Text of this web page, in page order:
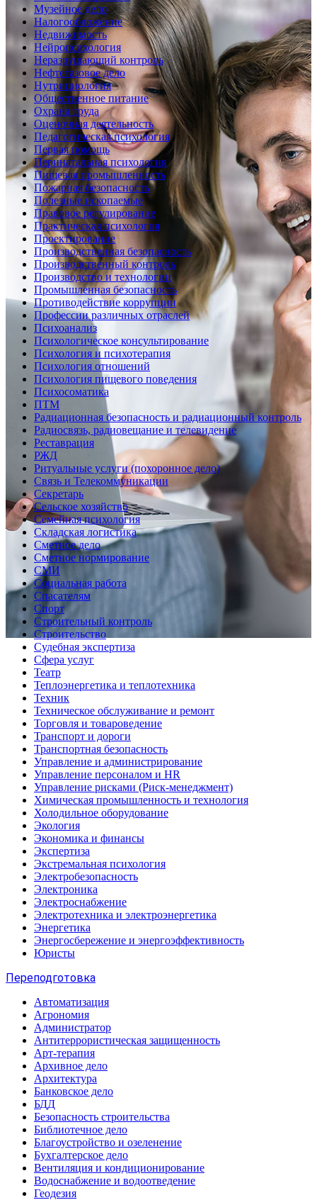
Музейное дело
Налогообложение
Недвижимость
Нейропсихология
Неразрушающий контроль
Нефтегазовое дело
Нутрициология
Общественное питание
Охрана труда
Оценочная деятельность
Педагогическая психология
Первая помощь
Перинатальная психология
Пищевая промышленность
Пожарная безопасность
Полезные ископаемые
Правовое регулирование
Практическая психология
Проектирование
Производственная безопасность
Производственный контроль
Производство и технологии
Промышленная безопасность
Противодействие коррупции
Профессии различных отраслей
Психоанализ
Психологическое консультирование
Психология и психотерапия
Психология отношений
Психология пищевого поведения
Психосоматика
ПТМ
Радиационная безопасность и радиационный контроль
Радиосвязь, радиовещание и телевидение
Реставрация
РЖД
Ритуальные услуги (похоронное дело)
Связь и Телекоммуникации
Секретарь
Сельское хозяйство
Семейная психология
Складская логистика
Сметное дело
Сметное нормирование
СМИ
Социальная работа
Спасателям
Спорт
Строительный контроль
Строительство
Судебная экспертиза
Сфера услуг
Театр
Теплоэнергетика и теплотехника
Техник
Техническое обслуживание и ремонт
Торговля и товароведение
Транспорт и дороги
Транспортная безопасность
Управление и администрирование
Управление персоналом и HR
Управление рисками (Риск-менеджмент)
Химическая промышленность и технология
Холодильное оборудование
Экология
Экономика и финансы
Экспертиза
Экстремальная психология
Электробезопасность
Электроника
Электроснабжение
Электротехника и электроэнергетика
Энергетика
Энергосбережение и энергоэффективность
Юристы
Переподготовка
Автоматизация
Агрономия
Администратор
Антитеррористическая защищенность
Арт-терапия
Архивное дело
Архитектура
Банковское дело
БДД
Безопасность строительства
Библиотечное дело
Благоустройство и озеленение
Бухгалтерское дело
Вентиляция и кондиционирование
Водоснабжение и водоотведение
Геодезия